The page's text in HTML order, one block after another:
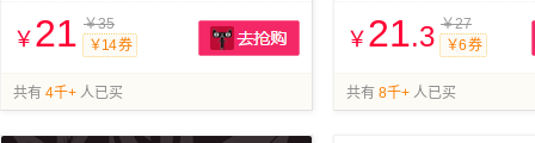
￥ 21 ￥35
￥14 券
共有 4千+ 人已买
￥ 21.3 ￥27
￥6 券
共有 8千+ 人已买